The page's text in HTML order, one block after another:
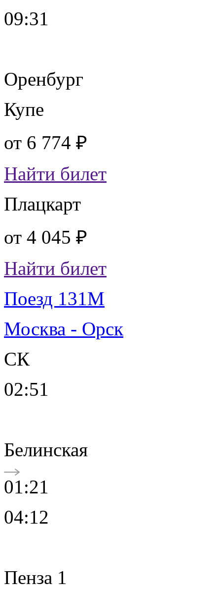
09:31
Оренбург
Купе
от 6 774 ₽
Найти билет
Плацкарт
от 4 045 ₽
Найти билет
Поезд 131М
Москва - Орск
СК
02:51
Белинская
01:21
04:12
Пенза 1